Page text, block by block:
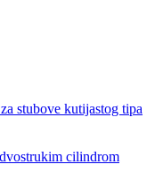
stubove kutijastog tipa
cilindrom